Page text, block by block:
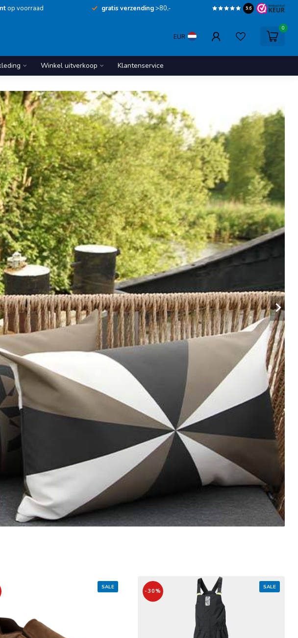
op voorraad gratis verzending>80,- 9.6
EUR
0
Winkel uitverkoop Klantenservice
SALE SALE
-30%